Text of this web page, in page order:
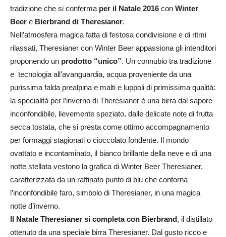
tradizione che si conferma per il Natale 2016 con Winter
Beer e Bierbrand di Theresianer.
Nell’atmosfera magica fatta di festosa condivisione e di ritmi
rilassati, Theresianer con Winter Beer appassiona gli intenditori
proponendo un prodotto “unico”. Un connubio tra tradizione
e tecnologia all’avanguardia, acqua proveniente da una
purissima falda prealpina e malti e luppoli di primissima qualità:
la specialità per l’inverno di Theresianer è una birra dal sapore
inconfondibile, lievemente speziato, dalle delicate note di frutta
secca tostata, che si presta come ottimo accompagnamento
per formaggi stagionati o cioccolato fondente. Il mondo
ovattato e incontaminato, il bianco brillante della neve e di una
notte stellata vestono la grafica di Winter Beer Theresianer,
caratterizzata da un raffinato punto di blu che contorna
l’inconfondibile faro, simbolo di Theresianer, in una magica
notte d’inverno.
Il Natale Theresianer si completa con Bierbrand, il distillato
ottenuto da una speciale birra Theresianer. Dal gusto ricco e